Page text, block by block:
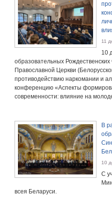
11
10
образовательных
Православной Церкви
противодействию наркомании и
конференцию «Аспекты
современности: влияние на
В
10
С
всея Беларуси.